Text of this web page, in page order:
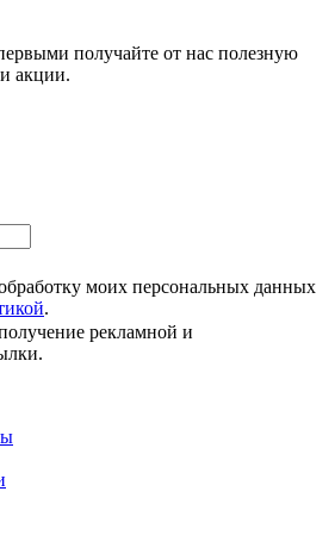
получайте от нас полезную
акции.
моих персональных данных
.
рекламной и